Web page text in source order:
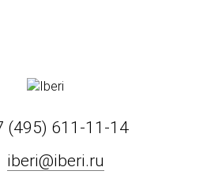
(495) 611-11-14
iberi@iberi.ru